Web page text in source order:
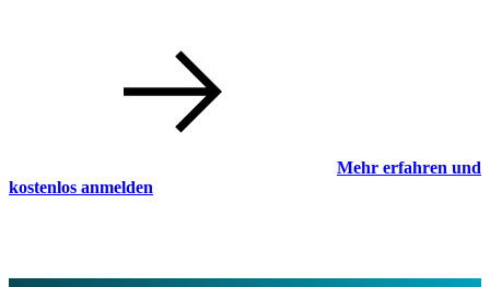
Mehr erfahren und
kostenlos anmelden